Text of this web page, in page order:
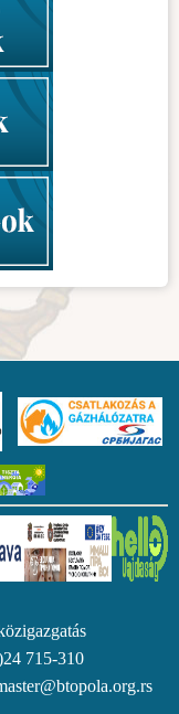
715-310